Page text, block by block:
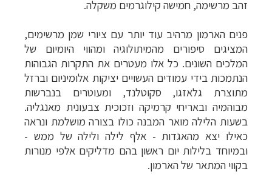
זהב מרשימה, חמישה קילוגרמים משקלה.
פנים הארמון מרהיב עוד יותר עם ציורי שמן מרשימים,
המציגים סיפורים מהמיתולוגיה ומהווי היומיום של
המלכים השונים. כל אלו מעטרים את התקרות הגבוהות
הנתמכות בידי עמודים העשויים יציקות אלומיניום וברזל
מתוצרת גלאזגו, סקוטלנד, ומעוטרים בנברשות
מבוהמיה ובאריחי קרמיקה וזכוכית צבעונית מאנגליה.
בשעות הלילה מואר המבנה כולו בצורה מושלמת ונראה
כאילו יצא מהאגדות - אלף לילה ולילה של ממש -
ובמיוחד בלילות יום ראשון בהם מדליקים אלפי מנורות
בקווי המתאר של הארמון.